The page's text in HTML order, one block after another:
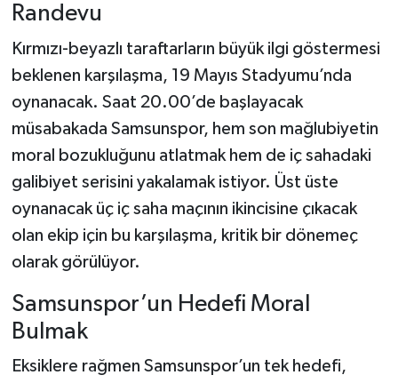
Randevu
Kırmızı-beyazlı taraftarların büyük ilgi göstermesi
beklenen karşılaşma, 19 Mayıs Stadyumu’nda
oynanacak. Saat 20.00’de başlayacak
müsabakada Samsunspor, hem son mağlubiyetin
moral bozukluğunu atlatmak hem de iç sahadaki
galibiyet serisini yakalamak istiyor. Üst üste
oynanacak üç iç saha maçının ikincisine çıkacak
olan ekip için bu karşılaşma, kritik bir dönemeç
olarak görülüyor.
Samsunspor’un Hedefi Moral
Bulmak
Eksiklere rağmen Samsunspor’un tek hedefi,